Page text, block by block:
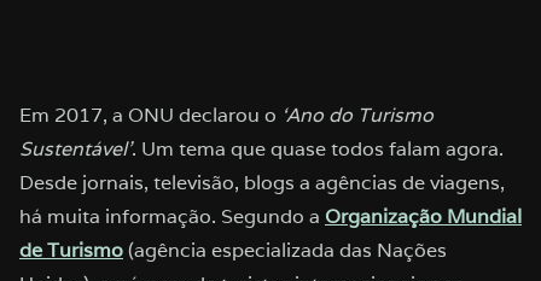
Em 2017, a ONU declarou o ‘Ano do Turismo
Sustentável’. Um tema que quase todos falam agora.
Desde jornais, televisão, blogs a agências de viagens,
há muita informação. Segundo a Organização Mundial
de Turismo(agência especializada das Nações